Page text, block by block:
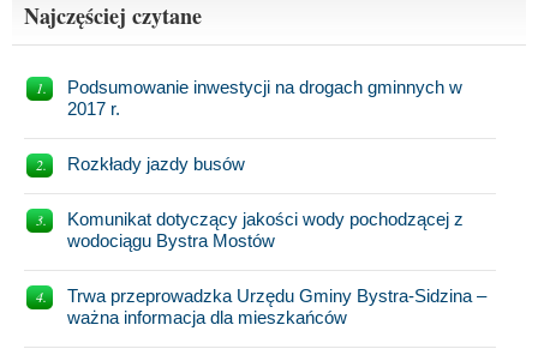
Najczęściej czytane
Podsumowanie inwestycji na drogach gminnych w
2017 r.
Rozkłady jazdy busów
Komunikat dotyczący jakości wody pochodzącej z
wodociągu Bystra Mostów
Trwa przeprowadzka Urzędu Gminy Bystra-Sidzina –
ważna informacja dla mieszkańców